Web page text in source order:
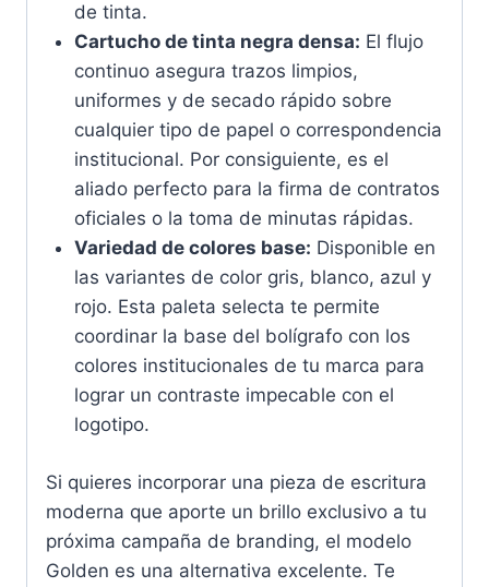
de tinta.
Cartucho de tinta negra densa: El flujo
continuo asegura trazos limpios,
uniformes y de secado rápido sobre
cualquier tipo de papel o correspondencia
institucional. Por consiguiente, es el
aliado perfecto para la firma de contratos
oficiales o la toma de minutas rápidas.
Variedad de colores base: Disponible en
las variantes de color gris, blanco, azul y
rojo. Esta paleta selecta te permite
coordinar la base del bolígrafo con los
colores institucionales de tu marca para
lograr un contraste impecable con el
logotipo.
Si quieres incorporar una pieza de escritura
moderna que aporte un brillo exclusivo a tu
próxima campaña de branding, el modelo
Golden es una alternativa excelente. Te